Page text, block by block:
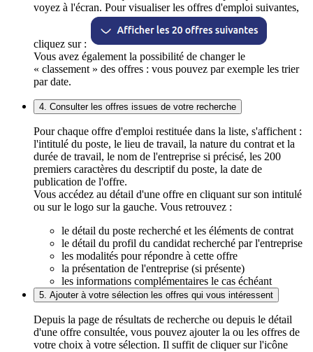
voyez à l'écran. Pour visualiser les offres d'emploi suivantes,
cliquez sur :
Vous avez également la possibilité de changer le
« classement » des offres : vous pouvez par exemple les trier
par date.
4. Consulter les offres issues de votre recherche
Pour chaque offre d'emploi restituée dans la liste, s'affichent :
l'intitulé du poste, le lieu de travail, la nature du contrat et la
durée de travail, le nom de l'entreprise si précisé, les 200
premiers caractères du descriptif du poste, la date de
publication de l'offre.
Vous accédez au détail d'une offre en cliquant sur son intitulé
ou sur le logo sur la gauche. Vous retrouvez :
le détail du poste recherché et les éléments de contrat
le détail du profil du candidat recherché par l'entreprise
les modalités pour répondre à cette offre
la présentation de l'entreprise (si présente)
les informations complémentaires le cas échéant
5. Ajouter à votre sélection les offres qui vous intéressent
Depuis la page de résultats de recherche ou depuis le détail
d'une offre consultée, vous pouvez ajouter la ou les offres de
votre choix à votre sélection. Il suffit de cliquer sur l'icône